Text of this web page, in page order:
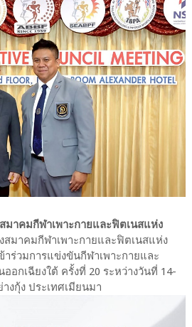
มาคมกีฬาเพาะกายและฟิตเนสแห่ง
สมาคมกีฬาเพาะกายและฟิตเนสแห่ง
าร่วมการแข่งขันกีฬาเพาะกายและ
อกเฉียงใต้ ครั้งที่ 20 ระหว่างวันที่ 14-
งกุ้ง ประเทศเมียนมา